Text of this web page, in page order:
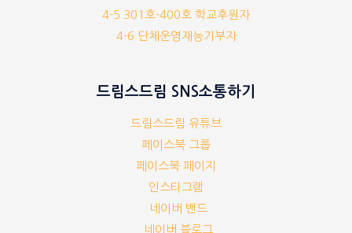
4-5 301호-400호 학교후원자
4-6 단체운영재능기부자
드림스드림 SNS소통하기
드림스드림 유튜브
페이스북 그룹
페이스북 페이지
인스타그램
네이버 밴드
네이버 블로그